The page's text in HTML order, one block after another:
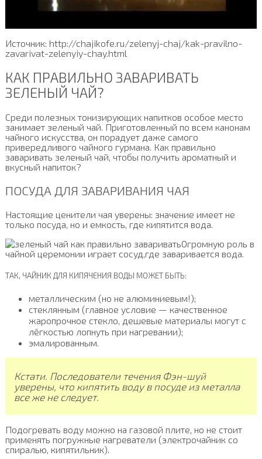
Источник: http://chajikofe.ru/zelenyj-chaj/kak-pravilno-
zavarivat-zelenyiy-chay.html
КАК ПРАВИЛЬНО ЗАВАРИВАТЬ
ЗЕЛЕНЫЙ ЧАЙ?
Среди полезных тонизирующих напитков особое место
занимает зеленый чай. Приготовленный по всем канонам
чайного искусства, он порадует даже самого
привередливого чайного гурмана. Как правильно
заваривать зеленый чай, чтобы получить ароматный и
вкусный напиток?
ПОСУДА ДЛЯ ЗАВАРИВАНИЯ ЧАЯ
Настоящие ценители чая уверены: значение имеет не
только посуда, но и емкость, где кипятится вода.
Огромную роль в
чайной церемонии играет сосуд,где заваривается вода.
ТАК, ЧАЙНИК ДЛЯ КИПЯЧЕНИЯ ВОДЫ МОЖЕТ БЫТЬ:
металлическим (но не алюминиевым!);
стеклянным (главное условие — качественное
жаропрочное стекло, дешевые материалы могут с
лёгкостью лопнуть при нагревании);
эмалированным.
Кстати. Последователи течения Фэн-шуй
уверены, что кипятить воду в посуде из металла
все же не следует.
Подогревать воду можно на газовой плите, но не стоит
применять погружные нагреватели (электрочайник со
спиралью, кипятильник).